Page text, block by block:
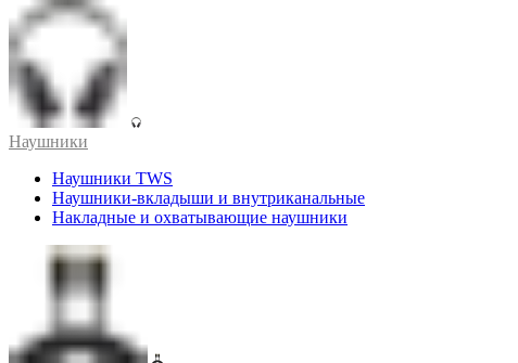
Наушники
Наушники TWS
Наушники-вкладыши и внутриканальные
Накладные и охватывающие наушники